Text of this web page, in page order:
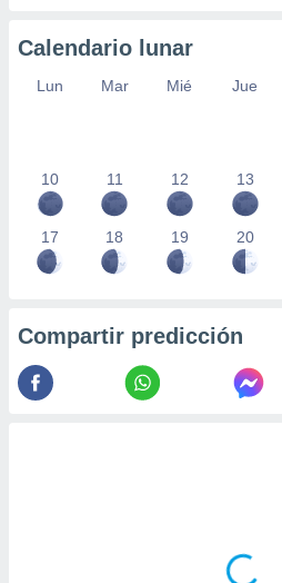
Calendario lunar
Lun Mar Mié Jue
10 11 12 13
17 18 19 20
Compartir predicción